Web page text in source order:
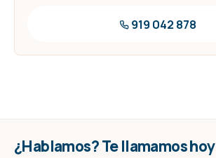
919 042 878
¿Hablamos? Te llamamos hoy